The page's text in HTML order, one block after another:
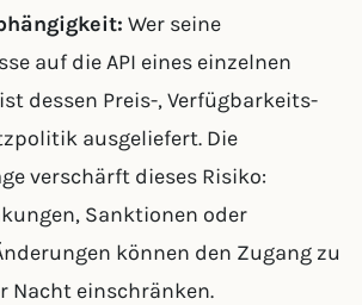
Wer seine
auf die API eines einzelnen
dessen Preis-, Verfügbarkeits-
ausgeliefert. Die
verschärft dieses Risiko:
Sanktionen oder
können den Zugang zu
Nacht einschränken.